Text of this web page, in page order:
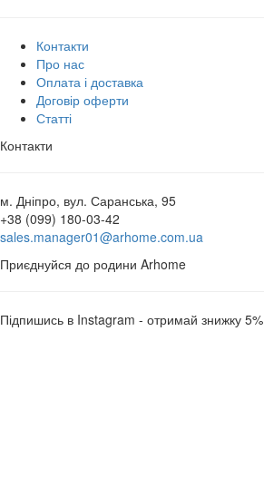
Контакти
Про нас
Оплата і доставка
Договір оферти
Статті
Контакти
м. Дніпро, вул. Саранська, 95
+38 (099) 180-03-42
sales.manager01@arhome.com.ua
Приєднуйся до родини Arhome
Підпишись в Instagram - отримай знижку 5%